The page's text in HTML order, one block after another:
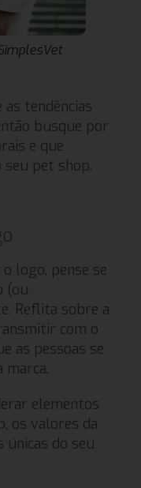
tendências
busque por
e que
pet shop.
logo, pense se
(ou
Reflita sobre a
com o
as pessoas se
marca.
elementos
os valores da
únicas do seu